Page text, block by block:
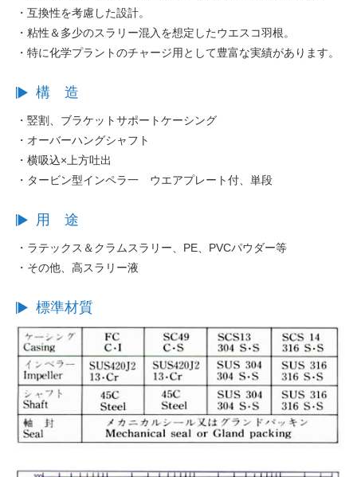
・互換性を考慮した設計。
・粘性＆多少のスラリー混入を想定したウエスコ羽根。
・特に化学プラントのチャージ用として豊富な実績があります。
構 造
・竪割、ブラケットサポートケーシング
・オーバーハングシャフト
・横吸込×上方吐出
・タービン型インペラ一 ウエアプレート付、単段
用 途
・ラテックス＆クラムスラリー、PE、PVCパウダー等
・その他、高スラリー液
標準材質